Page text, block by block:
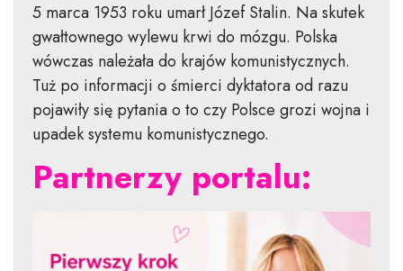
5 marca 1953 roku umarł Józef Stalin. Na skutek
gwałtownego wylewu krwi do mózgu. Polska
wówczas należała do krajów komunistycznych.
Tuż po informacji o śmierci dyktatora od razu
pojawiły się pytania o to czy Polsce grozi wojna i
upadek systemu komunistycznego.
Partnerzy portalu: